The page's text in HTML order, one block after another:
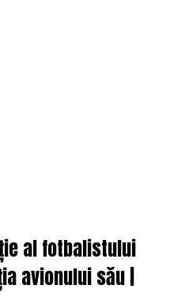
al fotbalistului
avionului său |